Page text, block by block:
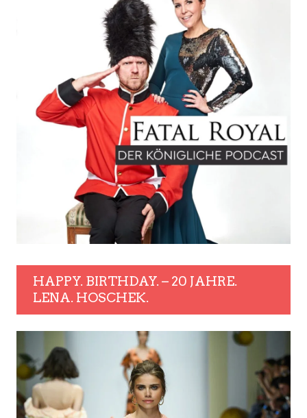
HAPPY. BIRTHDAY. – 20 JAHRE.
LENA. HOSCHEK.